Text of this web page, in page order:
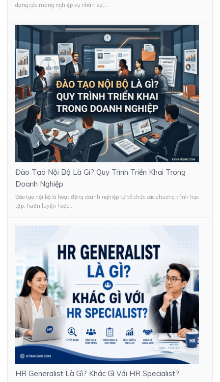
dạng các mảng nghiệp vụ nhân sự,...
Đào Tạo Nội Bộ Là Gì? Quy Trình Triển Khai Trong
Doanh Nghiệp
Đào tạo nội bộ là hoạt động doanh nghiệp tự tổ chức các chương trình học
tập, huấn luyện hoặc...
HR Generalist Là Gì? Khác Gì Với HR Specialist?